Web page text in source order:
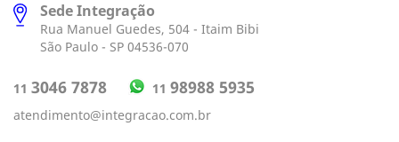
Sede Integração
Rua Manuel Guedes, 504 - Itaim Bibi
São Paulo - SP 04536-070
11 3046 7878 11 98988 5935
atendimento@integracao.com.br